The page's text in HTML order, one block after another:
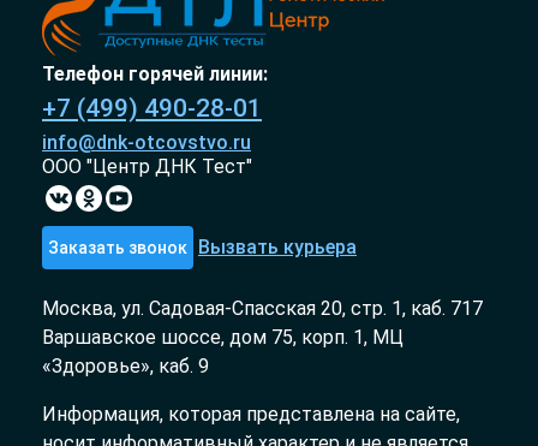
Телефон горячей линии:
+7 (499) 490-28-01
info@dnk-otcovstvo.ru
ООО "Центр ДНК Тест"
Заказать звонок Вызвать курьера
Москва, ул. Садовая-Спасская 20, стр. 1, каб. 717
Варшавское шоссе, дом 75, корп. 1, МЦ
«Здоровье», каб. 9
Информация, которая представлена на сайте,